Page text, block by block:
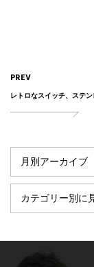
PREV
レトロなスイッチ、ステ
月別アーカイブ
カテゴリー別に